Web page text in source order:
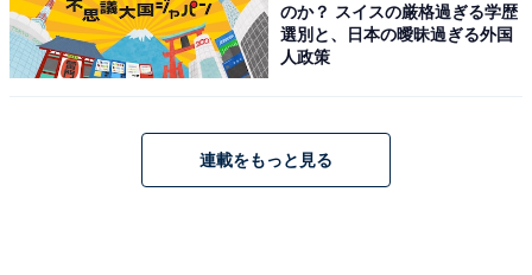
Bose「QuietComfort Ultra Earbuds (第2世代)」
のか？ スイスの厳格過ぎる学歴
選別と、日本の曖昧過ぎる外国
人政策
連載をもっと見る